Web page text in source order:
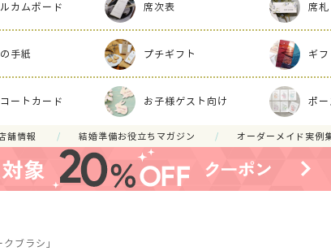
カムボード 席次表 席札
手紙 プチギフト ギ
ートカード お子様ゲスト向け ポ
舗情報 結婚準備お役立ちマガジン オーダーメイド実例
ブラシ」